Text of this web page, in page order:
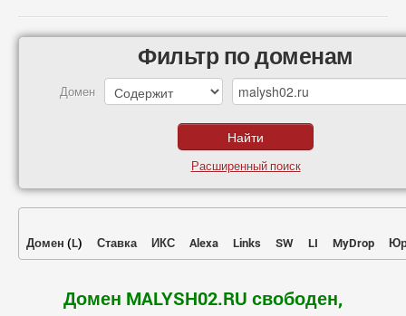
Фильтр по доменам
Домен
Расширенный поиск
Домен (L) Ставка ИКС Alexa Links SW LI MyDrop
Домен MALYSH02.RU свободен,